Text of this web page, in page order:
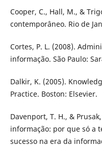
Cooper, C., Hall, M., &
contemporâneo. Rio de
Cortes, P. L. (2008).
informação. São Paulo:
Dalkir, K. (2005).
Practice. Boston: Elsevier.
Davenport, T. H., &
informação: por que só a
sucesso na era da